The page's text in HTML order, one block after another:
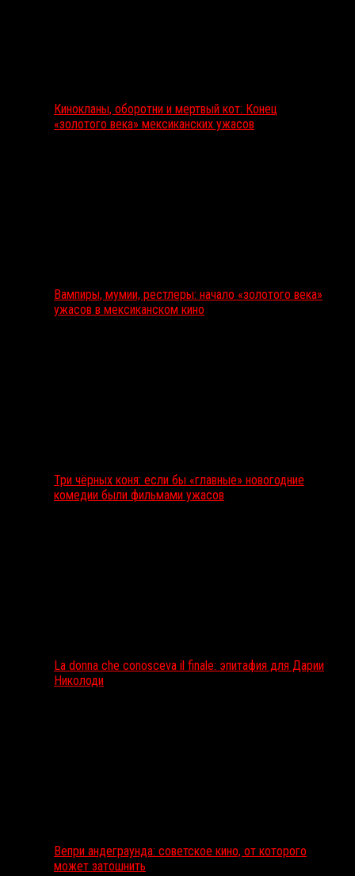
Кинокланы, оборотни и мертвый кот: Конец
«золотого века» мексиканских ужасов
Вампиры, мумии, рестлеры: начало «золотого века»
ужасов в мексиканском кино
Три чёрных коня: если бы «главные» новогодние
комедии были фильмами ужасов
La donna che conosceva il finale: эпитафия для Дарии
Николоди
Вепри андеграунда: советское кино, от которого
может затошнить